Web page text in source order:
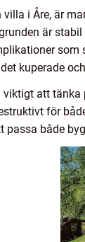
i Åre, är
är
som
kuperade
att
för
både